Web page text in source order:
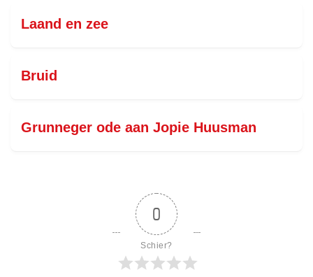
Laand en zee
Bruid
Grunneger ode aan Jopie Huusman
0
Schier?